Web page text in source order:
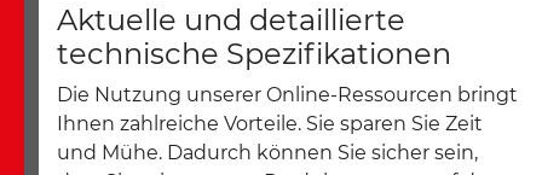
Aktuelle und detaillierte
technische Spezifikationen
Die Nutzung unserer Online-Ressourcen bringt
Ihnen zahlreiche Vorteile. Sie sparen Sie Zeit
und Mühe. Dadurch können Sie sicher sein,